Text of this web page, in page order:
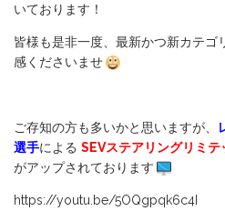
いております！
皆様も是非一度、最新かつ新カテゴ
感くださいませ
ご存知の方も多いかと思いますが、
選手による SEVステアリングリミテ
がアップされております
https://youtu.be/5OQgpqk6c4I